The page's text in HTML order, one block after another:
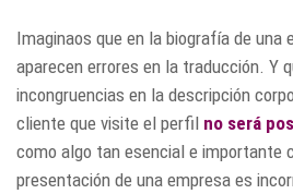
Imaginaos que en la biografía de una
aparecen errores en la traducción. Y
incongruencias en la descripción
cliente que visite el perfil no será
como algo tan esencial e importante
presentación de una empresa es